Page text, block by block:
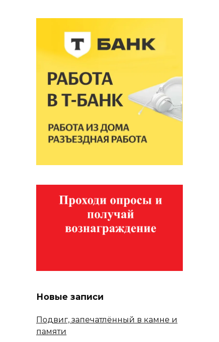
Новые записи
Подвиг, запечатлённый в камне и
памяти